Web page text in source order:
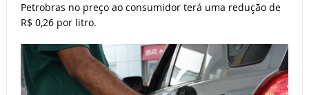
Petrobras no preço ao consumidor terá uma redução de
R$ 0,26 por litro.